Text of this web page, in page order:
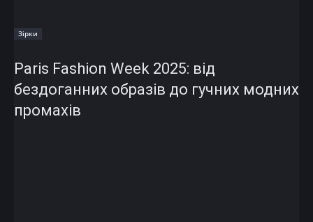
Зірки
Paris Fashion Week 2025: від
бездоганних образів до гучних модних
промахів